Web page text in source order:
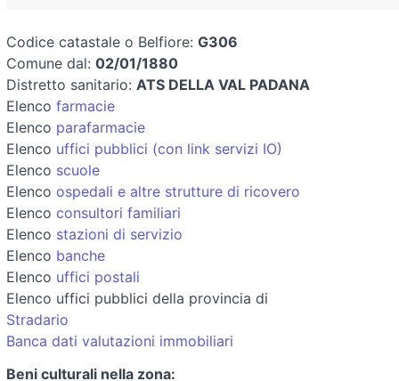
Codice catastale o Belfiore: G306
Comune dal: 02/01/1880
Distretto sanitario: ATS DELLA VAL PADANA
Elenco farmacie
Elenco parafarmacie
Elenco uffici pubblici (con link servizi IO)
Elenco scuole
Elenco ospedali e altre strutture di ricovero
Elenco consultori familiari
Elenco stazioni di servizio
Elenco banche
Elenco uffici postali
Elenco uffici pubblici della provincia di
Stradario
Banca dati valutazioni immobiliari
Beni culturali nella zona: